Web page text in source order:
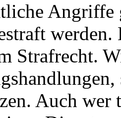
Angriffe
Strafrecht.
Auch